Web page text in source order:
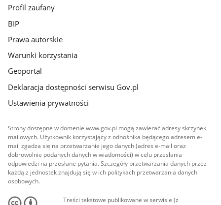
Profil zaufany
BIP
Prawa autorskie
Warunki korzystania
Geoportal
Deklaracja dostępności serwisu Gov.pl
Ustawienia prywatności
Strony dostępne w domenie www.gov.pl mogą zawierać adresy skrzynek
mailowych. Użytkownik korzystający z odnośnika będącego adresem e-
mail zgadza się na przetwarzanie jego danych (adres e-mail oraz
dobrowolnie podanych danych w wiadomości) w celu przesłania
odpowiedzi na przesłane pytania. Szczegóły przetwarzania danych przez
każdą z jednostek znajdują się w ich politykach przetwarzania danych
osobowych.
Treści tekstowe publikowane w serwisie (z